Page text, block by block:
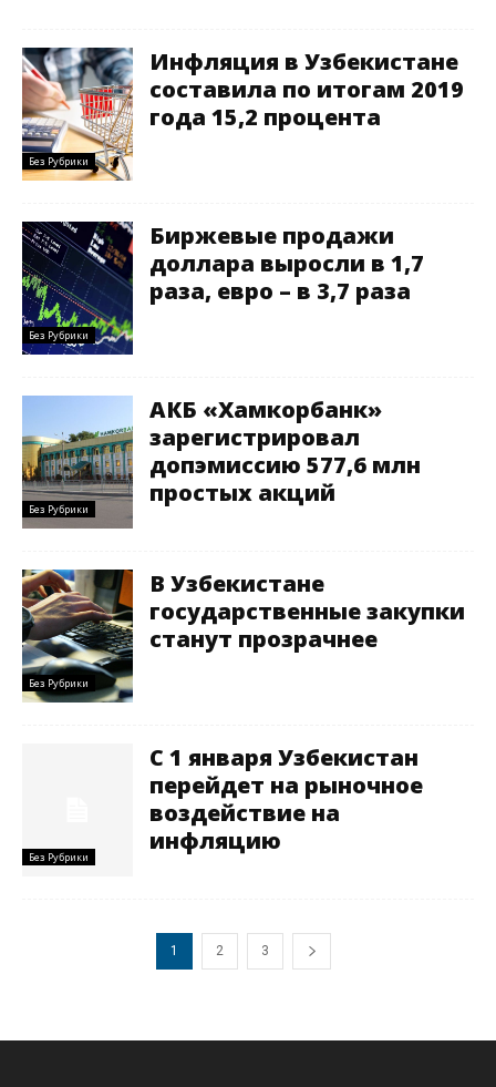
Без Рубрики
Инфляция в Узбекистане
составила по итогам 2019
года 15,2 процента
Без Рубрики
Биржевые продажи
доллара выросли в 1,7
раза, евро – в 3,7 раза
Без Рубрики
АКБ «Хамкорбанк»
зарегистрировал
допэмиссию 577,6 млн
простых акций
Без Рубрики
В Узбекистане
государственные закупки
станут прозрачнее
Без Рубрики
С 1 января Узбекистан
перейдет на рыночное
воздействие на
инфляцию
1 2 3